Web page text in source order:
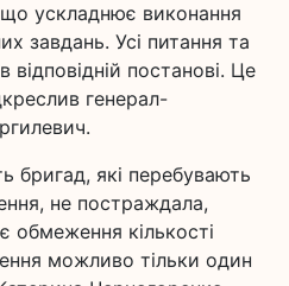
ускладнює виконання
завдань. Усі питання та
відповідній постанові. Це
генерал-
бригад, які перебувають
не постраждала,
обмеження кількості
можливо тільки один